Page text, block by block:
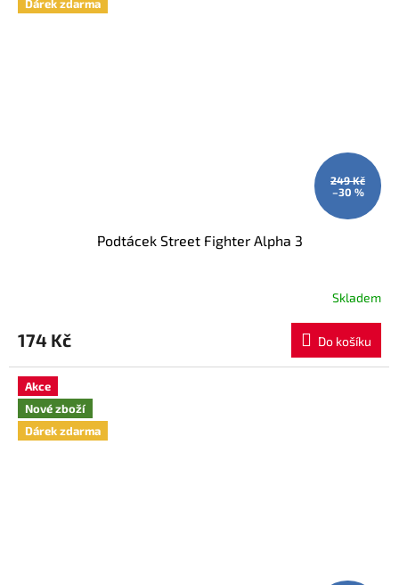
Dárek zdarma
249 Kč
–30 %
Podtácek Street Fighter Alpha 3
Skladem
174 Kč Do košíku
Akce
Nové zboží
Dárek zdarma